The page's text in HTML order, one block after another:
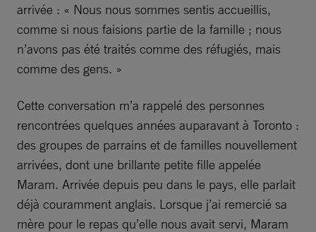
arrivée : « Nous nous sommes sentis accueillis,
comme si nous faisions partie de la famille ; nous
n’avons pas été traités comme des réfugiés, mais
comme des gens. »
Cette conversation m’a rappelé des personnes
rencontrées quelques années auparavant à Toronto :
des groupes de parrains et de familles nouvellement
arrivées, dont une brillante petite fille appelée
Maram. Arrivée depuis peu dans le pays, elle parlait
déjà couramment anglais. Lorsque j’ai remercié sa
mère pour le repas qu’elle nous avait servi, Maram